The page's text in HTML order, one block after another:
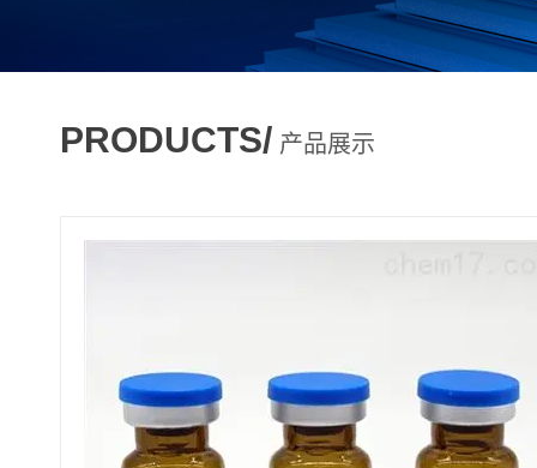
PRODUCTS/ 产品展示